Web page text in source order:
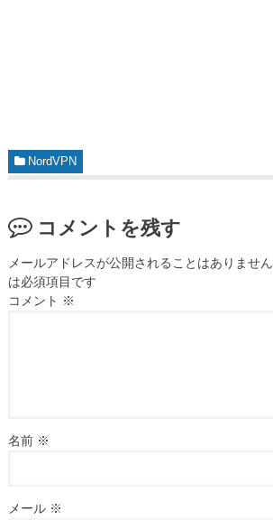
NordVPN
コメントを残す
メールアドレスが公開されることはありません
は必須項目です
コメント ※
名前 ※
メール ※